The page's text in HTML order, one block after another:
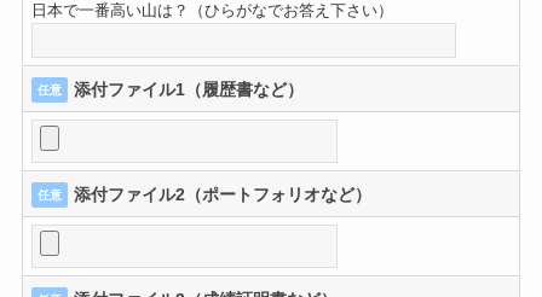
日本で一番高い山は？（ひらがなでお答え下さい）
任意 添付ファイル1（履歴書など）
任意 添付ファイル2（ポートフォリオなど）